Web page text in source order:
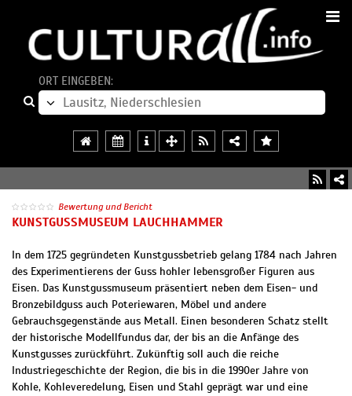
ORT EINGEBEN:
Bewertung und Bericht
KUNSTGUSSMUSEUM LAUCHHAMMER
In dem 1725 gegründeten Kunstgussbetrieb gelang 1784 nach Jahren
des Experimentierens der Guss hohler lebensgroßer Figuren aus
Eisen. Das Kunstgussmuseum präsentiert neben dem Eisen- und
Bronzebildguss auch Poteriewaren, Möbel und andere
Gebrauchsgegenstände aus Metall. Einen besonderen Schatz stellt
der historische Modellfundus dar, der bis an die Anfänge des
Kunstgusses zurückführt. Zukünftig soll auch die reiche
Industriegeschichte der Region, die bis in die 1990er Jahre von
Kohle, Kohleveredelung, Eisen und Stahl geprägt war und eine